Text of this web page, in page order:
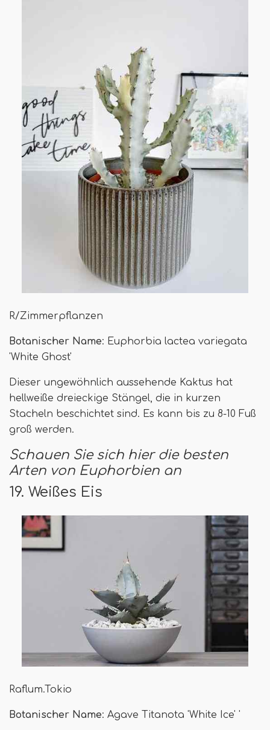
R/Zimmerpflanzen
Botanischer Name: Euphorbia lactea variegata
'White Ghost'
Dieser ungewöhnlich aussehende Kaktus hat
hellweiße dreieckige Stängel, die in kurzen
Stacheln beschichtet sind. Es kann bis zu 8-10 Fuß
groß werden.
Schauen Sie sich hier die besten
Arten von Euphorbien an
19. Weißes Eis
Raflum.Tokio
Botanischer Name: Agave Titanota 'White Ice' '